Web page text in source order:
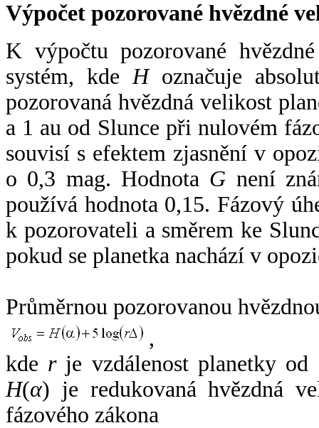
Výpočet pozorované hvězdné
K výpočtu pozorované
systém, kde Hoznačuje
pozorovaná hvězdná velikost
a 1 au od Slunce při nulovém
souvisí s efektem zjasnění v
o 0,3 mag. Hodnota G není
používá hodnota 0,15. Fázový
k pozorovateli a směrem ke
pokud se planetka nachází v
Průměrnou pozorovanou
,
kde rje vzdálenost planetky od
H(α) je redukovaná hvězdná
fázového zákona